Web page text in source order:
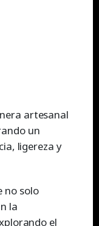
artesanal
un
ligereza y
no solo
la
el